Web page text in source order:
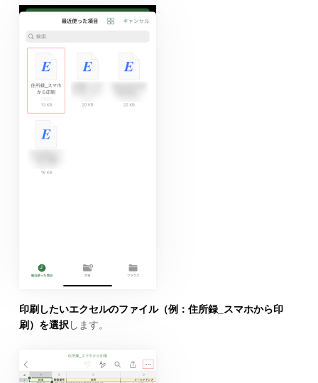
印刷したいエクセルのファイル（例：住所録_スマホから印
刷）を選択します。